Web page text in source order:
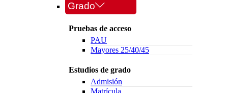
Grado
Pruebas de acceso
PAU
Mayores 25/40/45
Estudios de grado
Admisión
Matrícula